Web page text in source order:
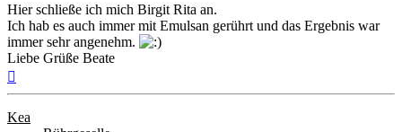
Hier schließe ich mich Birgit Rita an.
Ich hab es auch immer mit Emulsan gerührt und das Ergebnis war
immer sehr angenehm.
Liebe Grüße Beate
Kea